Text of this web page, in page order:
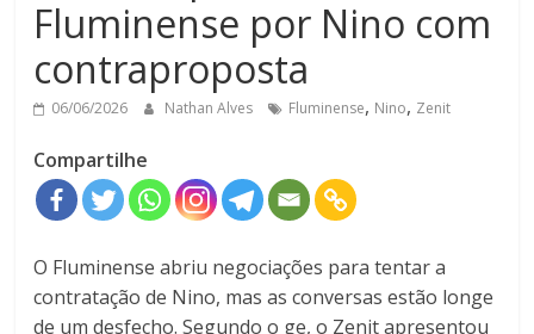
Fluminense por Nino com
contraproposta
06/06/2026 Nathan Alves Fluminense, Nino, Zenit
Compartilhe
O Fluminense abriu negociações para tentar a
contratação de Nino, mas as conversas estão longe
de um desfecho. Segundo o ge, o Zenit apresentou